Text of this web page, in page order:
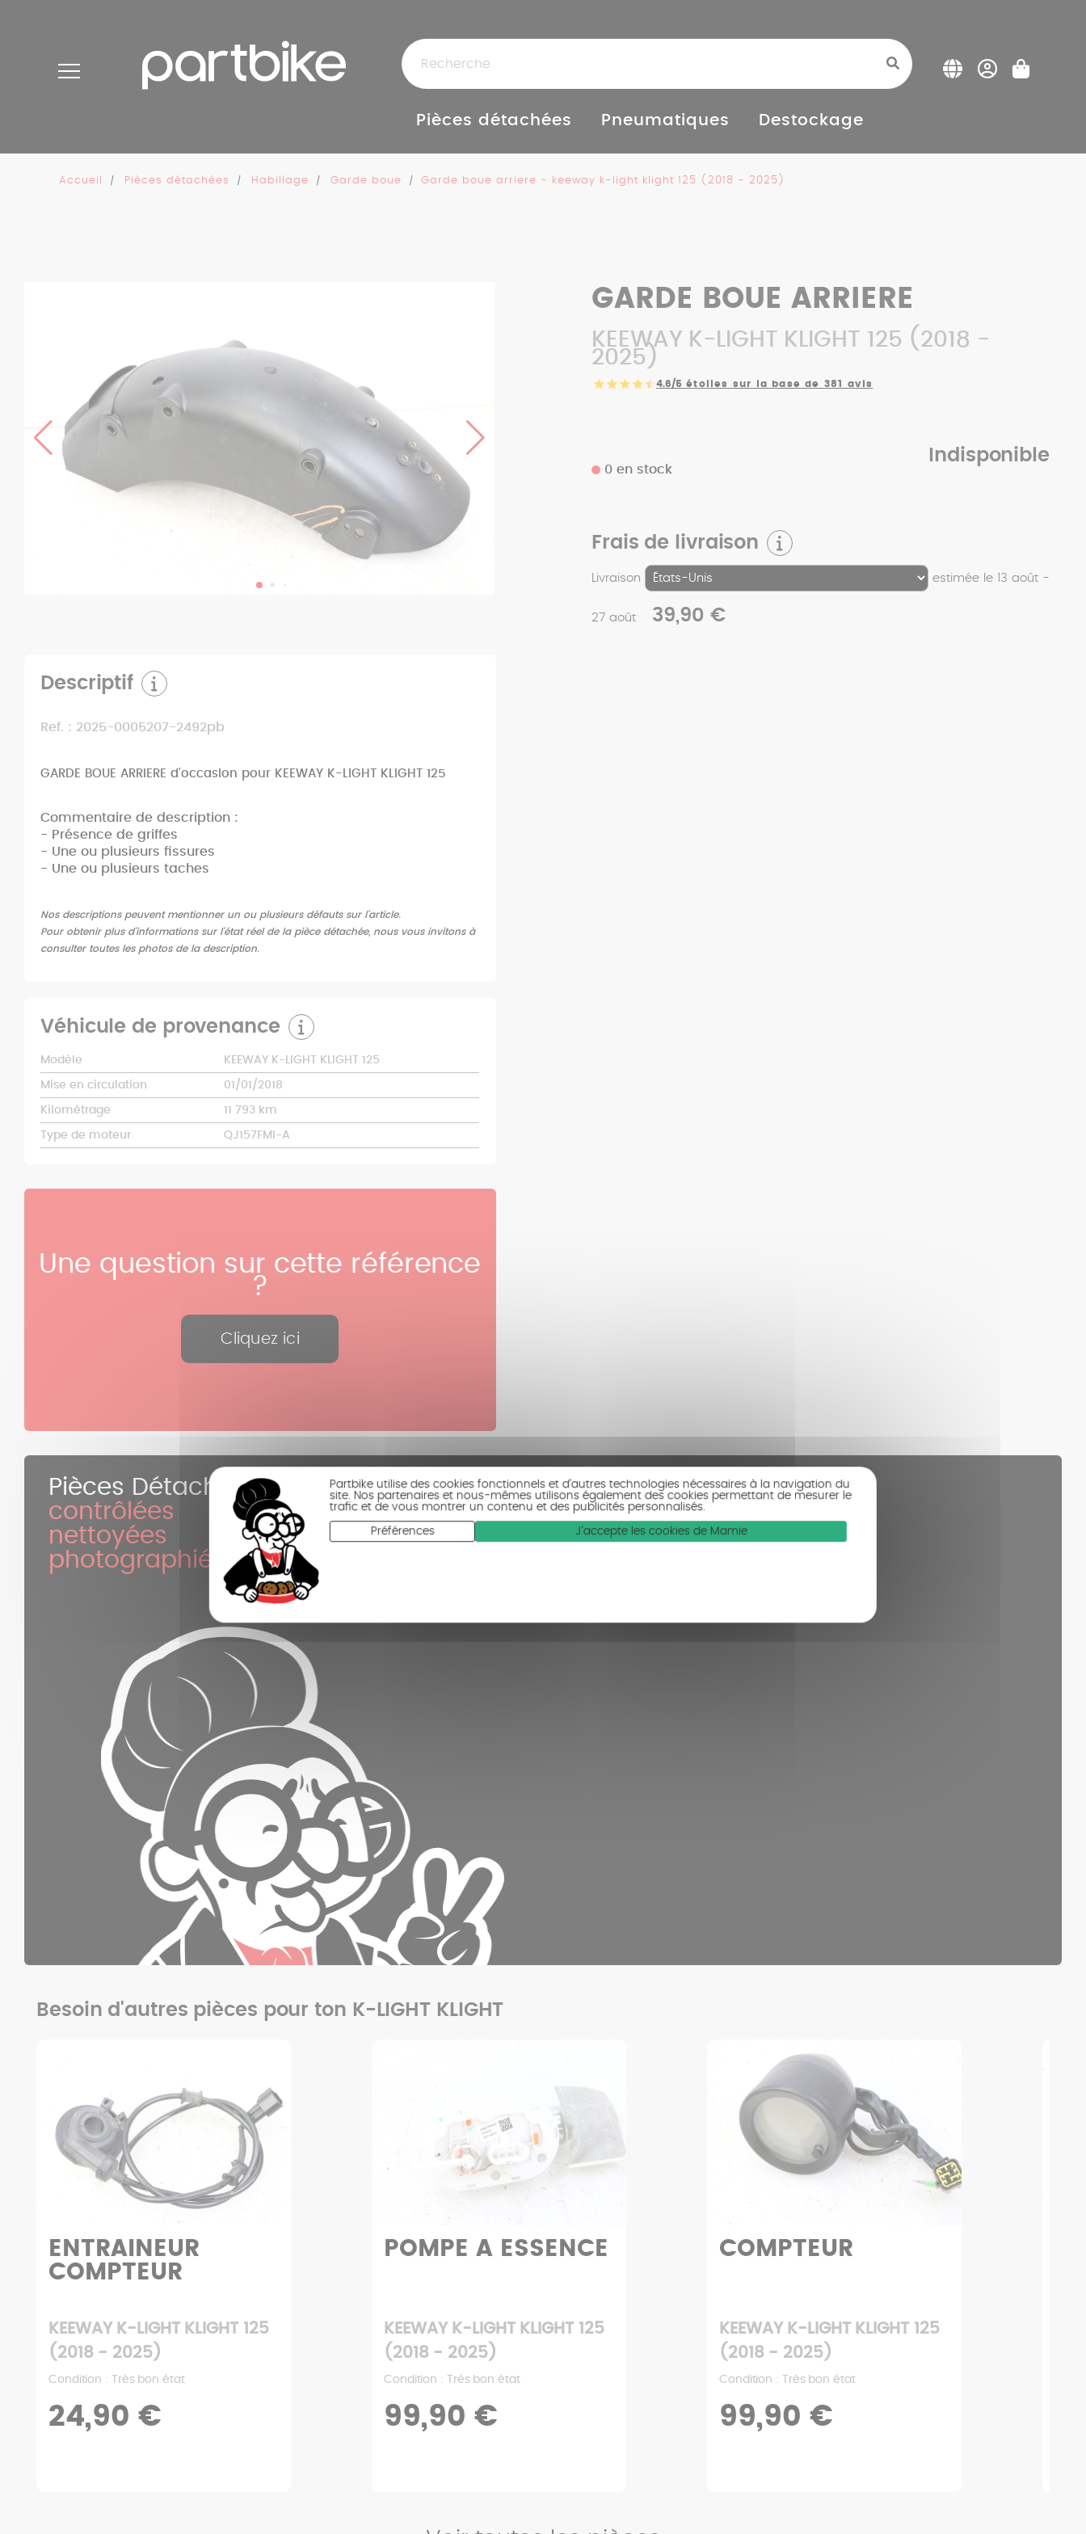
Partbike utilise des cookies fonctionnels et d’autres technologies nécessaires à la navigation du
site. Nos partenaires et nous-mêmes utilisons également des cookies permettant de mesurer le
trafic et de vous montrer un contenu et des publicités personnalisés.
Préférences J'accepte les cookies de Mamie
Pièces détachées Pneumatiques Destockage
Accueil Pièces détachées Habillage Garde boue Garde boue arriere - keeway k-light klight 125 (2018 - 2025)
GARDE BOUE ARRIERE
KEEWAY K-LIGHT KLIGHT 125 (2018 -
2025)
4.6/5 étoiles sur la base de 381 avis
Frais de livraison
Livraison estimée le 13 août -
27 août 39,90 €
0 en stock
Indisponible
Descriptif
Ref. : 2025-0005207-2492pb
GARDE BOUE ARRIERE d'occasion pour KEEWAY K-LIGHT KLIGHT 125
Commentaire de description :
- Présence de griffes
- Une ou plusieurs fissures
- Une ou plusieurs taches
Nos descriptions peuvent mentionner un ou plusieurs défauts sur l'article.
Pour obtenir plus d'informations sur l'état réel de la pièce détachée, nous vous invitons à
consulter toutes les photos de la description.
Véhicule de provenance
Modèle KEEWAY K-LIGHT KLIGHT 125
Mise en circulation 01/01/2018
Kilométrage 11 793 km
Type de moteur QJ157FMI-A
Une question sur cette référence
?
Cliquez ici
Pièces Détachées
contrôlées
nettoyées
photographiées
Besoin d'autres pièces pour ton K-LIGHT KLIGHT
ENTRAINEUR
COMPTEUR
KEEWAY K-LIGHT KLIGHT 125
(2018 - 2025)
Condition : Très bon état
24,90 €
POMPE A ESSENCE
KEEWAY K-LIGHT KLIGHT 125
(2018 - 2025)
Condition : Très bon état
99,90 €
COMPTEUR
KEEWAY K-LIGHT KLIGHT 125
(2018 - 2025)
Condition : Très bon état
99,90 €